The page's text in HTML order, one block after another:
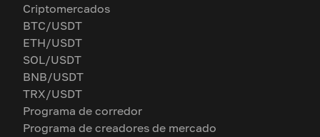
Criptomercados
BTC/USDT
ETH/USDT
SOL/USDT
BNB/USDT
TRX/USDT
Programa de corredor
Programa de creadores de mercado